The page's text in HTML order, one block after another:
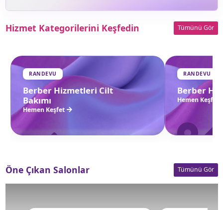
Hizmet Kategorilerini Keşfedin Tümünü Gör
RANDEVU
Berber Hizmetleri Cilt
Bakımı
Hemen Keşfet
RANDEVU
Berber
Hemen Keşfet
Öne Çıkan Salonlar Tümünü Gör